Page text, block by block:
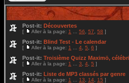
Post-it: Découvertes
[ Aller à la page: 1 56 57 58 ]
Post-it: Blind Test - Le calendar
[ Aller à la page: 1 4 5 6 ]
Post-it: Troisième Quizz Maximö,
[ Aller à la page: 1 3 4 5 ]
Post-it: Liste de MP3 classés par genre
[ Aller à la page: 1 13 14 15 ]